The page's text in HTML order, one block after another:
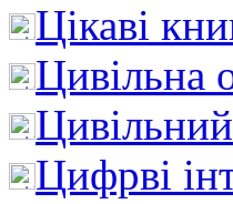
Цікаві
Цивільна
Цифрві